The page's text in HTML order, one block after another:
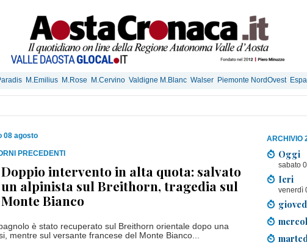
M.Emilius M.Rose M.Cervino Valdigne M.Blanc Walser Piemonte NordOvest
ARCHIVIO
Oggi
sabato
Ieri
venerdì
08 agosto
PRECEDENTI
Doppio intervento in alta quota: salvato
un alpinista sul Breithorn, tragedia sul
Monte Bianco
è stato recuperato sul Breithorn orientale dopo una
mentre sul versante francese del Monte Bianco...